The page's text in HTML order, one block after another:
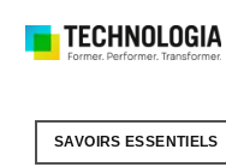
SAVOIRS ESSENTIELS